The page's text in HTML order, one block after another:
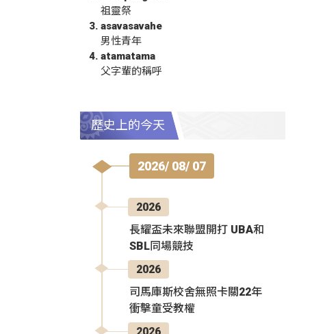
祖靈祭
asavasavahe
男性青年
atamatama
父字輩的稱呼
歷史上的今天
2026/ 08/ 07
2026
長耀盃未來聯盟開打 UBA和
SBL同場競技
2026
司馬庫斯校舍無照卡關22年
衝擊童受教權
2026